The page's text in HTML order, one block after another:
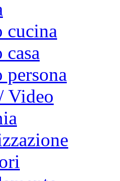
cucina
persona
Video